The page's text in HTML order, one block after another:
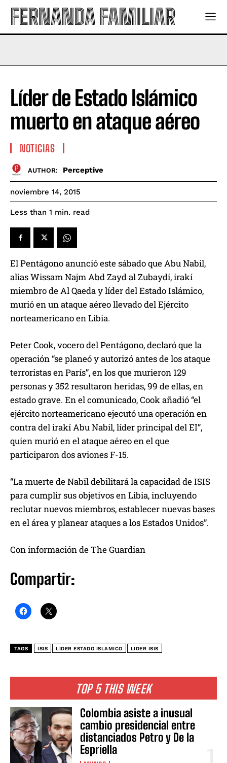
FERNANDA FAMILIAR
TOP 5 THIS WEEK
Colombia asiste a inusual
cambio presidencial entre
distanciados Petro y De la
Espriella
Líder de Estado Islámico
muerto en ataque aéreo
NOTICIAS
AUTHOR: Perceptive
noviembre 14, 2015
Less than 1 min. read
El Pentágono anunció este sábado que Abu Nabil,
alias Wissam Najm Abd Zayd al Zubaydi, irakí
miembro de Al Qaeda y líder del Estado Islámico,
murió en un ataque aéreo llevado del Ejército
norteamericano en Libia.
Peter Cook, vocero del Pentágono, declaró que la
operación “se planeó y autorizó antes de los ataque
terroristas en París”, en los que murieron 129
personas y 352 resultaron heridas, 99 de ellas, en
estado grave. En el comunicado, Cook añadió “el
ejército norteamericano ejecutó una operación en
contra del irakí Abu Nabil, líder principal del EI”,
quien murió en el ataque aéreo en el que
participaron dos aviones F-15.
“La muerte de Nabil debilitará la capacidad de ISIS
para cumplir sus objetivos en Libia, incluyendo
reclutar nuevos miembros, establecer nuevas bases
en el área y planear ataques a los Estados Unidos”.
Con información de The Guardian
Compartir:
TAGS ISIS LIDER ESTADO ISLAMICO LIDER ISIS